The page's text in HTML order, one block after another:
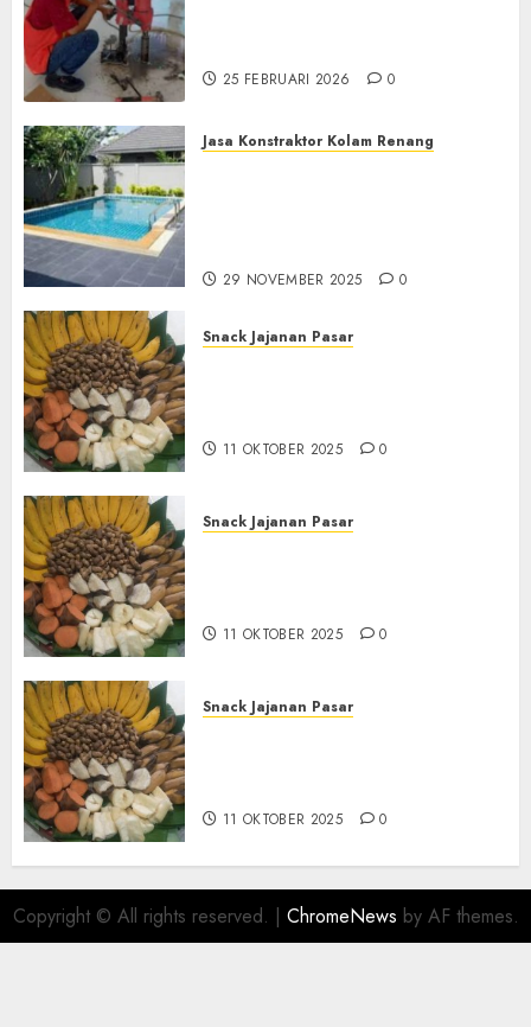
25 FEBRUARI 2026 0
Jasa Konstraktor Kolam Renang
29 NOVEMBER 2025 0
Snack Jajanan Pasar
11 OKTOBER 2025 0
Snack Jajanan Pasar
11 OKTOBER 2025 0
Snack Jajanan Pasar
11 OKTOBER 2025 0
Copyright © All rights reserved. | ChromeNews by AF themes.